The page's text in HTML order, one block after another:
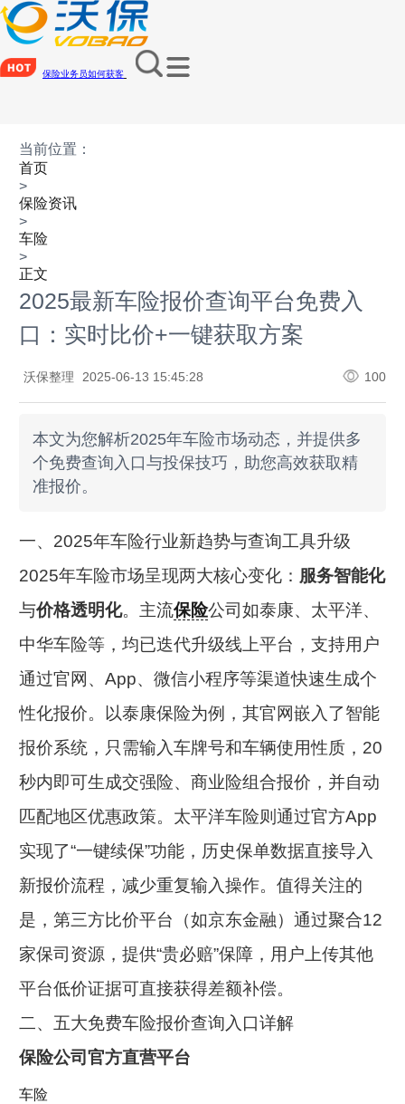
保险业务员如何获客
当前位置：
首页
>
保险资讯
>
车险
>
正文
2025最新车险报价查询平台免费入
口：实时比价+一键获取方案
沃保整理 2025-06-13 15:45:28 100
本文为您解析2025年车险市场动态，并提供多
个免费查询入口与投保技巧，助您高效获取精
准报价。
一、2025年车险行业新趋势与查询工具升级
2025年车险市场呈现两大核心变化： 服务智能化
与价格透明化。主流保险公司如泰康、太平洋、
中华车险等，均已迭代升级线上平台，支持用户
通过官网、App、微信小程序等渠道快速生成个
性化报价。以泰康保险为例，其官网嵌入了智能
报价系统，只需输入车牌号和车辆使用性质，20
秒内即可生成交强险、商业险组合报价，并自动
匹配地区优惠政策。太平洋车险则通过官方App
实现了“一键续保”功能，历史保单数据直接导入
新报价流程，减少重复输入操作。值得关注的
是，第三方比价平台（如京东金融）通过聚合12
家保司资源，提供“贵必赔”保障，用户上传其他
平台低价证据可直接获得差额补偿。
二、五大免费车险报价查询入口详解
保险公司官方直营平台
泰康车险
车险